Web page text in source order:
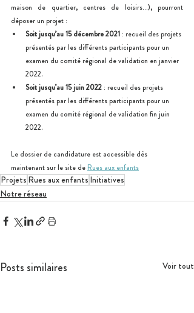
maison de quartier, centres de loisirs…), pourront
déposer un projet :
Soit jusqu’au 15 décembre 2021 : recueil des projets
présentés par les différents participants pour un
examen du comité régional de validation en janvier
2022.
Soit jusqu’au 15 juin 2022 : recueil des projets
présentés par les différents participants pour un
examen du comité régional de validation fin juin
2022.
Le dossier de candidature est accessible dès
maintenant sur le site de Rues aux enfants
Projets Rues aux enfants Initiatives
Notre réseau
Posts similaires Voir tout